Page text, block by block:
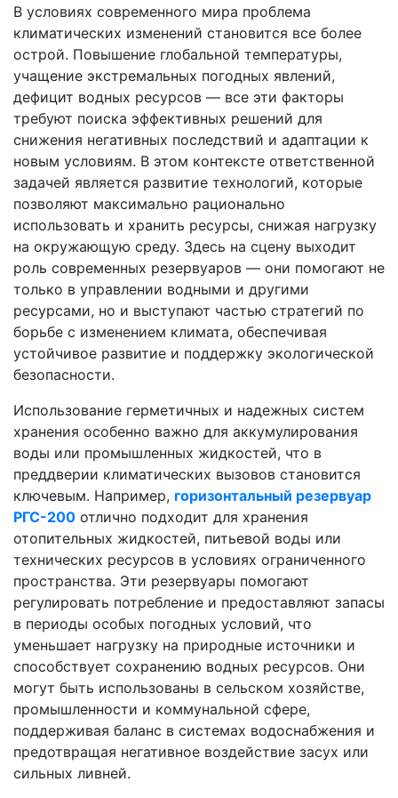
В условиях современного мира проблема
климатических изменений становится все более
острой. Повышение глобальной температуры,
учащение экстремальных погодных явлений,
дефицит водных ресурсов — все эти факторы
требуют поиска эффективных решений для
снижения негативных последствий и адаптации к
новым условиям. В этом контексте ответственной
задачей является развитие технологий, которые
позволяют максимально рационально
использовать и хранить ресурсы, снижая нагрузку
на окружающую среду. Здесь на сцену выходит
роль современных резервуаров — они помогают не
только в управлении водными и другими
ресурсами, но и выступают частью стратегий по
борьбе с изменением климата, обеспечивая
устойчивое развитие и поддержку экологической
безопасности.
Использование герметичных и надежных систем
хранения особенно важно для аккумулирования
воды или промышленных жидкостей, что в
преддверии климатических вызовов становится
ключевым. Например, горизонтальный резервуар
РГС-200 отлично подходит для хранения
отопительных жидкостей, питьевой воды или
технических ресурсов в условиях ограниченного
пространства. Эти резервуары помогают
регулировать потребление и предоставляют запасы
в периоды особых погодных условий, что
уменьшает нагрузку на природные источники и
способствует сохранению водных ресурсов. Они
могут быть использованы в сельском хозяйстве,
промышленности и коммунальной сфере,
поддерживая баланс в системах водоснабжения и
предотвращая негативное воздействие засух или
сильных ливней.